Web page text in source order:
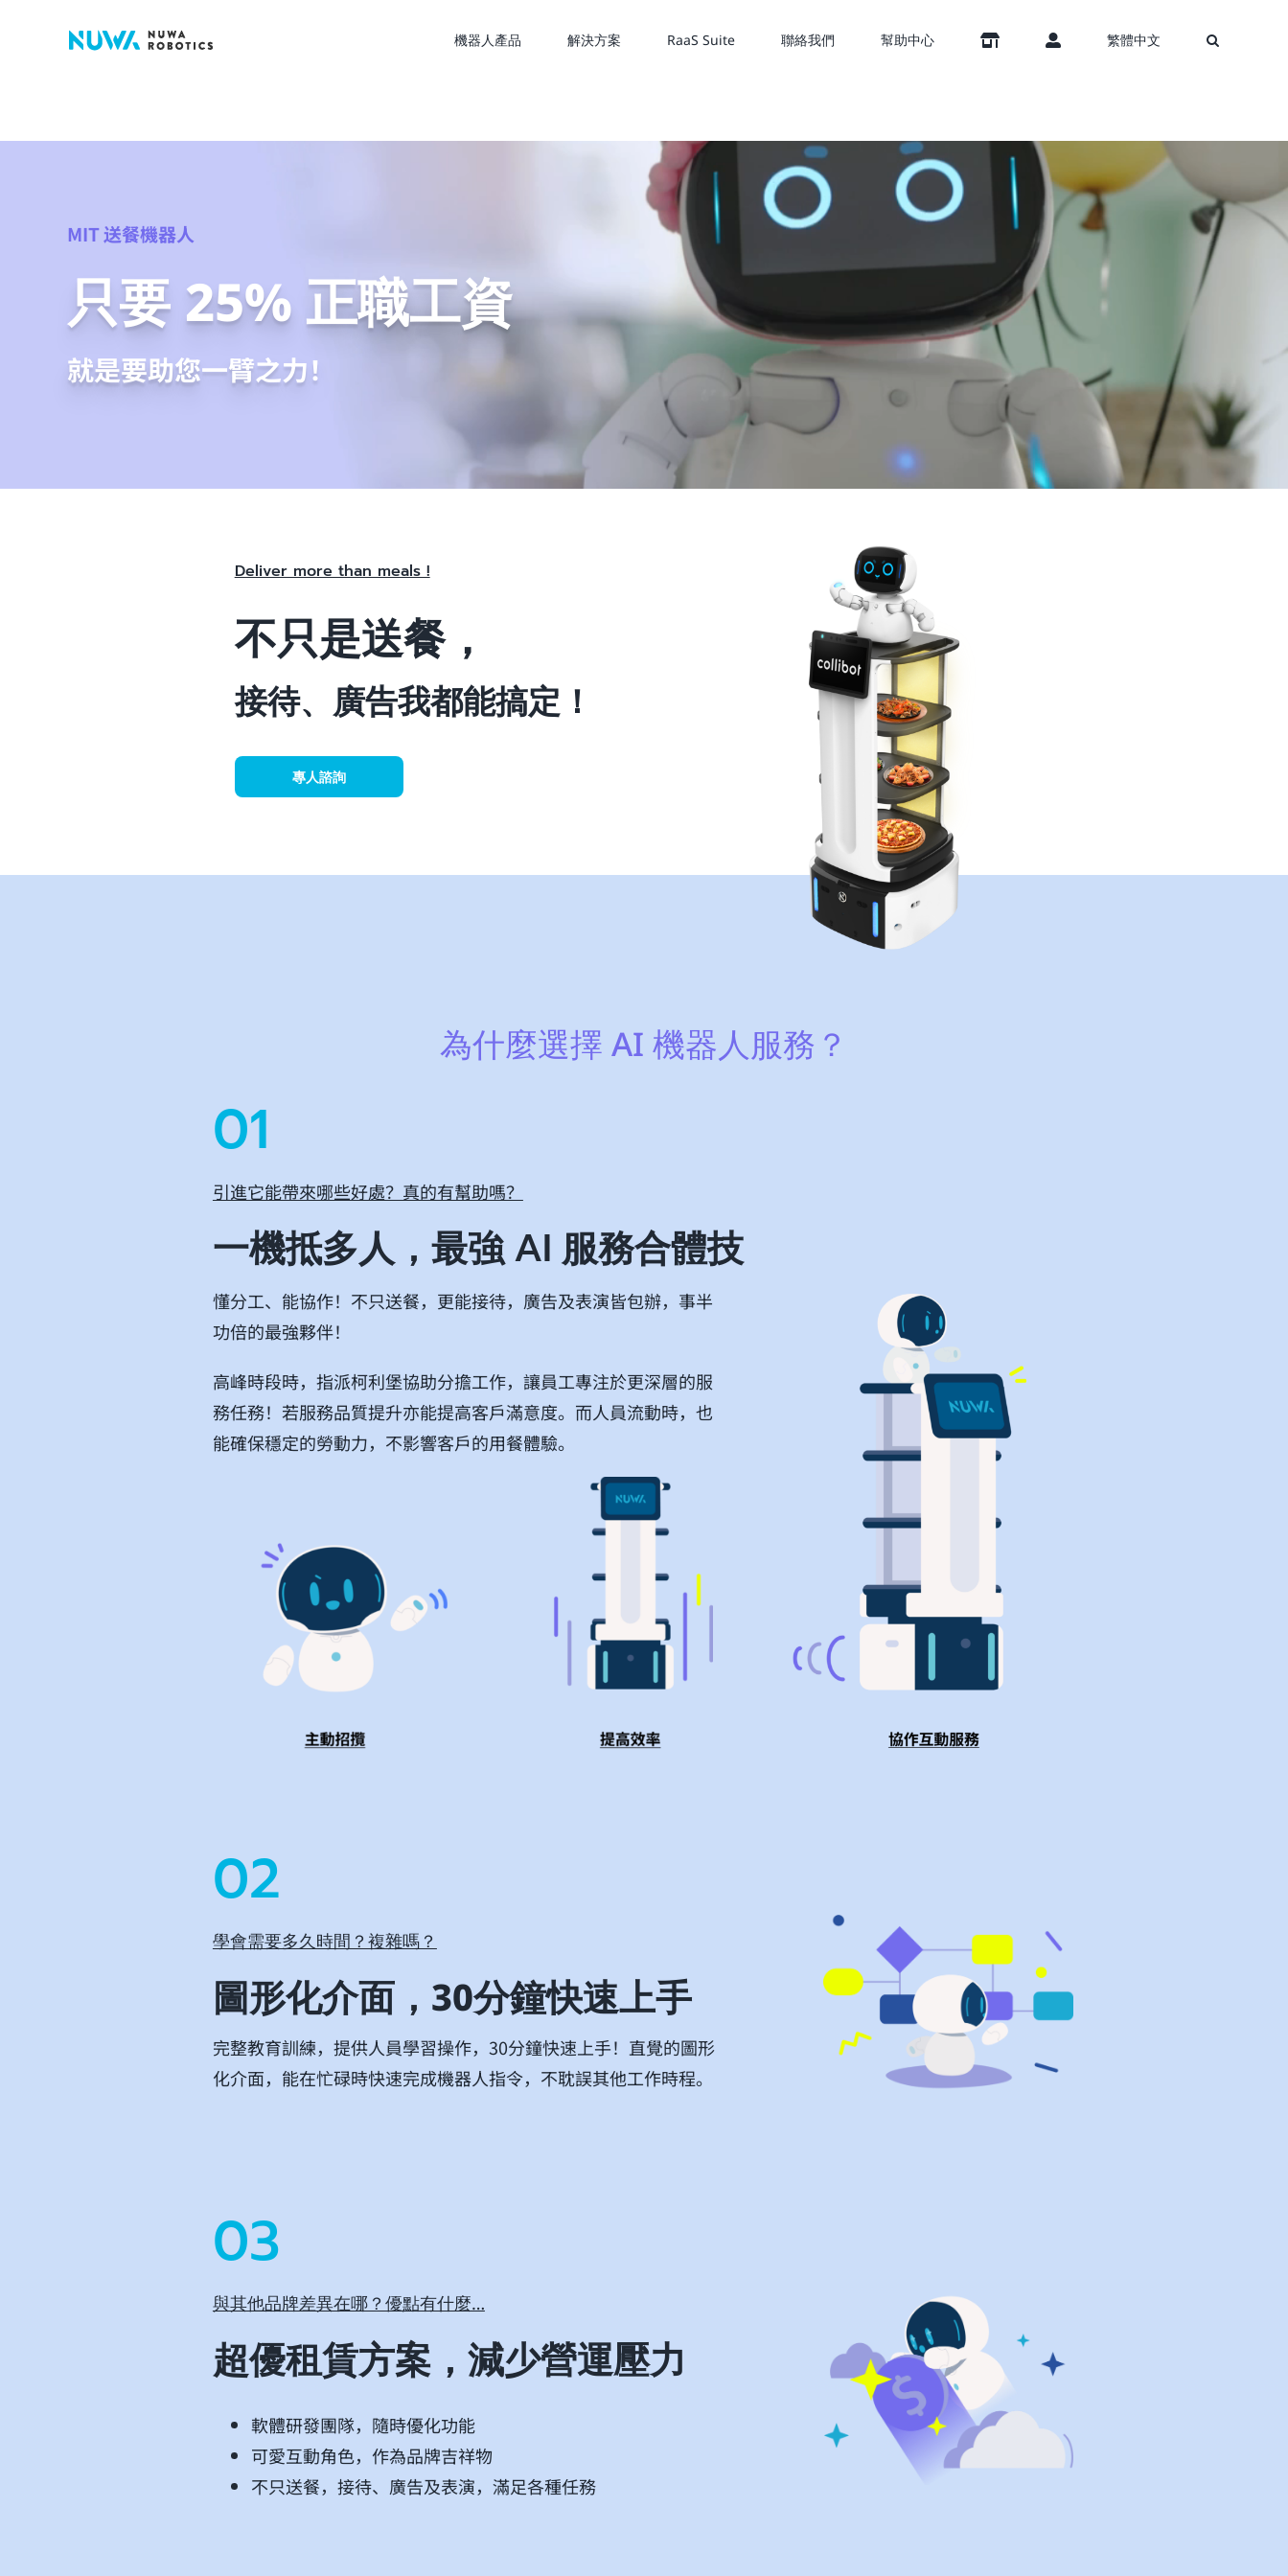
機器人產品 解決方案 RaaS Suite 聯絡我們 幫助中心 繁體中文
MIT 送餐機器人
只要 25% 正職工資
就是要助您一臂之力！
Deliver more than meals !
不只是送餐，
接待、廣告我都能搞定！
專人諮詢
為什麼選擇 AI 機器人服務？
01
引進它能帶來哪些好處？真的有幫助嗎？
一機抵多人，最強 AI 服務合體技
懂分工、能協作！不只送餐，更能接待，廣告及表演皆包辦，事半
功倍的最強夥伴！
高峰時段時，指派柯利堡協助分擔工作，讓員工專注於更深層的服
務任務！若服務品質提升亦能提高客戶滿意度。而人員流動時，也
能確保穩定的勞動力，不影響客戶的用餐體驗。
02
學會需要多久時間？複雜嗎？
圖形化介面，30分鐘快速上手
完整教育訓練，提供人員學習操作，30分鐘快速上手！直覺的圖形
化介面，能在忙碌時快速完成機器人指令，不耽誤其他工作時程。
03
與其他品牌差異在哪？優點有什麼…
超優租賃方案，減少營運壓力
軟體研發團隊，隨時優化功能
可愛互動角色，作為品牌吉祥物
不只送餐，接待、廣告及表演，滿足各種任務